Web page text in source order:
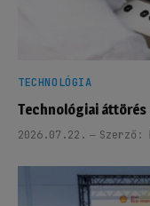
TECHNOLÓGIA
Technológiai
2026.07.22. Szerző: